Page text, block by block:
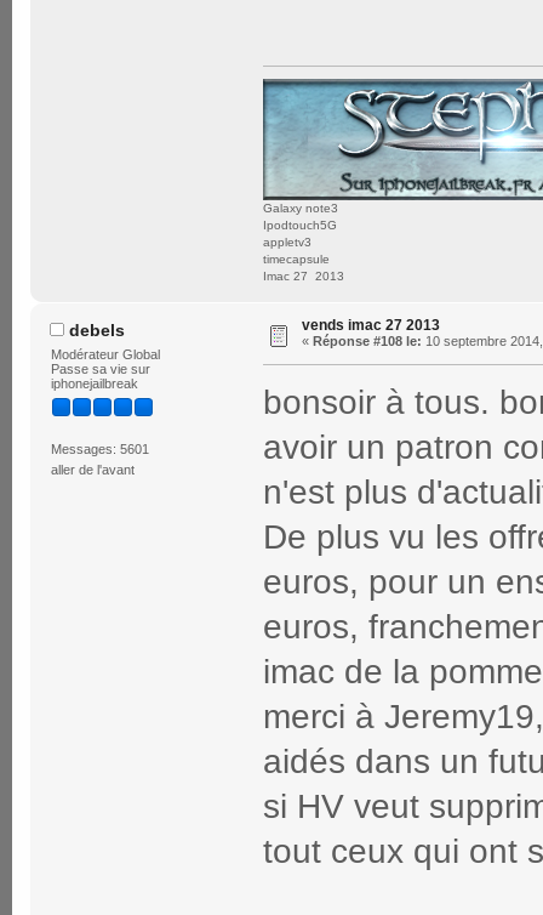
Galaxy note3
Ipodtouch5G
appletv3
timecapsule
Imac 27 2013
debels
Modérateur Global
Passe sa vie sur
iphonejailbreak
Messages: 5601
aller de l'avant
vends imac 27 2013
« Réponse #108 le: 10 septembre
bonsoir à tous.
avoir un patron
n'est plus
De plus vu les
euros, pour un
euros,
imac de la
merci à
aidés dans un
si HV veut
tout ceux qui ont